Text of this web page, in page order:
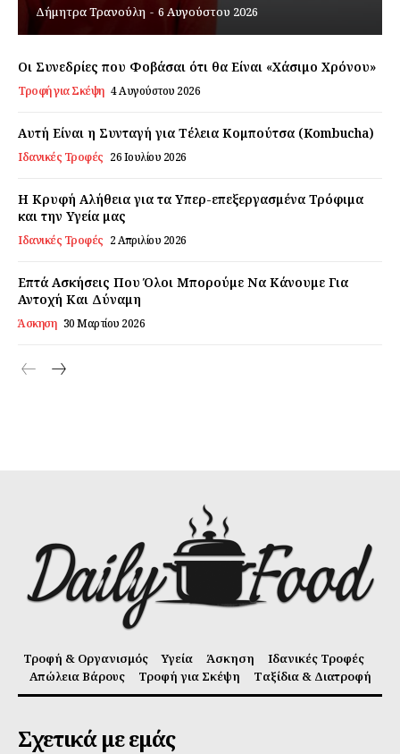
Εγγραφείτε τώρα!
Σχετικά με εμάς
Ο λογαριασμός μου
Επικοινωνία
Δήμητρα Τρανούλη - 6 Αυγούστου 2026
Οι Συνεδρίες που Φοβάσαι ότι θα Είναι «Χάσιμο Χρόνου»
Τροφή για Σκέψη 4 Αυγούστου 2026
Αυτή Είναι η Συνταγή για Τέλεια Κομπούτσα (Kombucha)
Ιδανικές Τροφές 26 Ιουλίου 2026
Η Κρυφή Αλήθεια για τα Υπερ-επεξεργασμένα Τρόφιμα
και την Υγεία μας
Ιδανικές Τροφές 2 Απριλίου 2026
Επτά Ασκήσεις Που Όλοι Μπορούμε Να Κάνουμε Για
Αντοχή Και Δύναμη
Άσκηση 30 Μαρτίου 2026
Τροφή & Οργανισμός Υγεία Άσκηση
Ιδανικές Τροφές
Απώλεια Βάρους
Τροφή για Σκέψη Ταξίδια & Διατροφή
Σχετικά με εμάς